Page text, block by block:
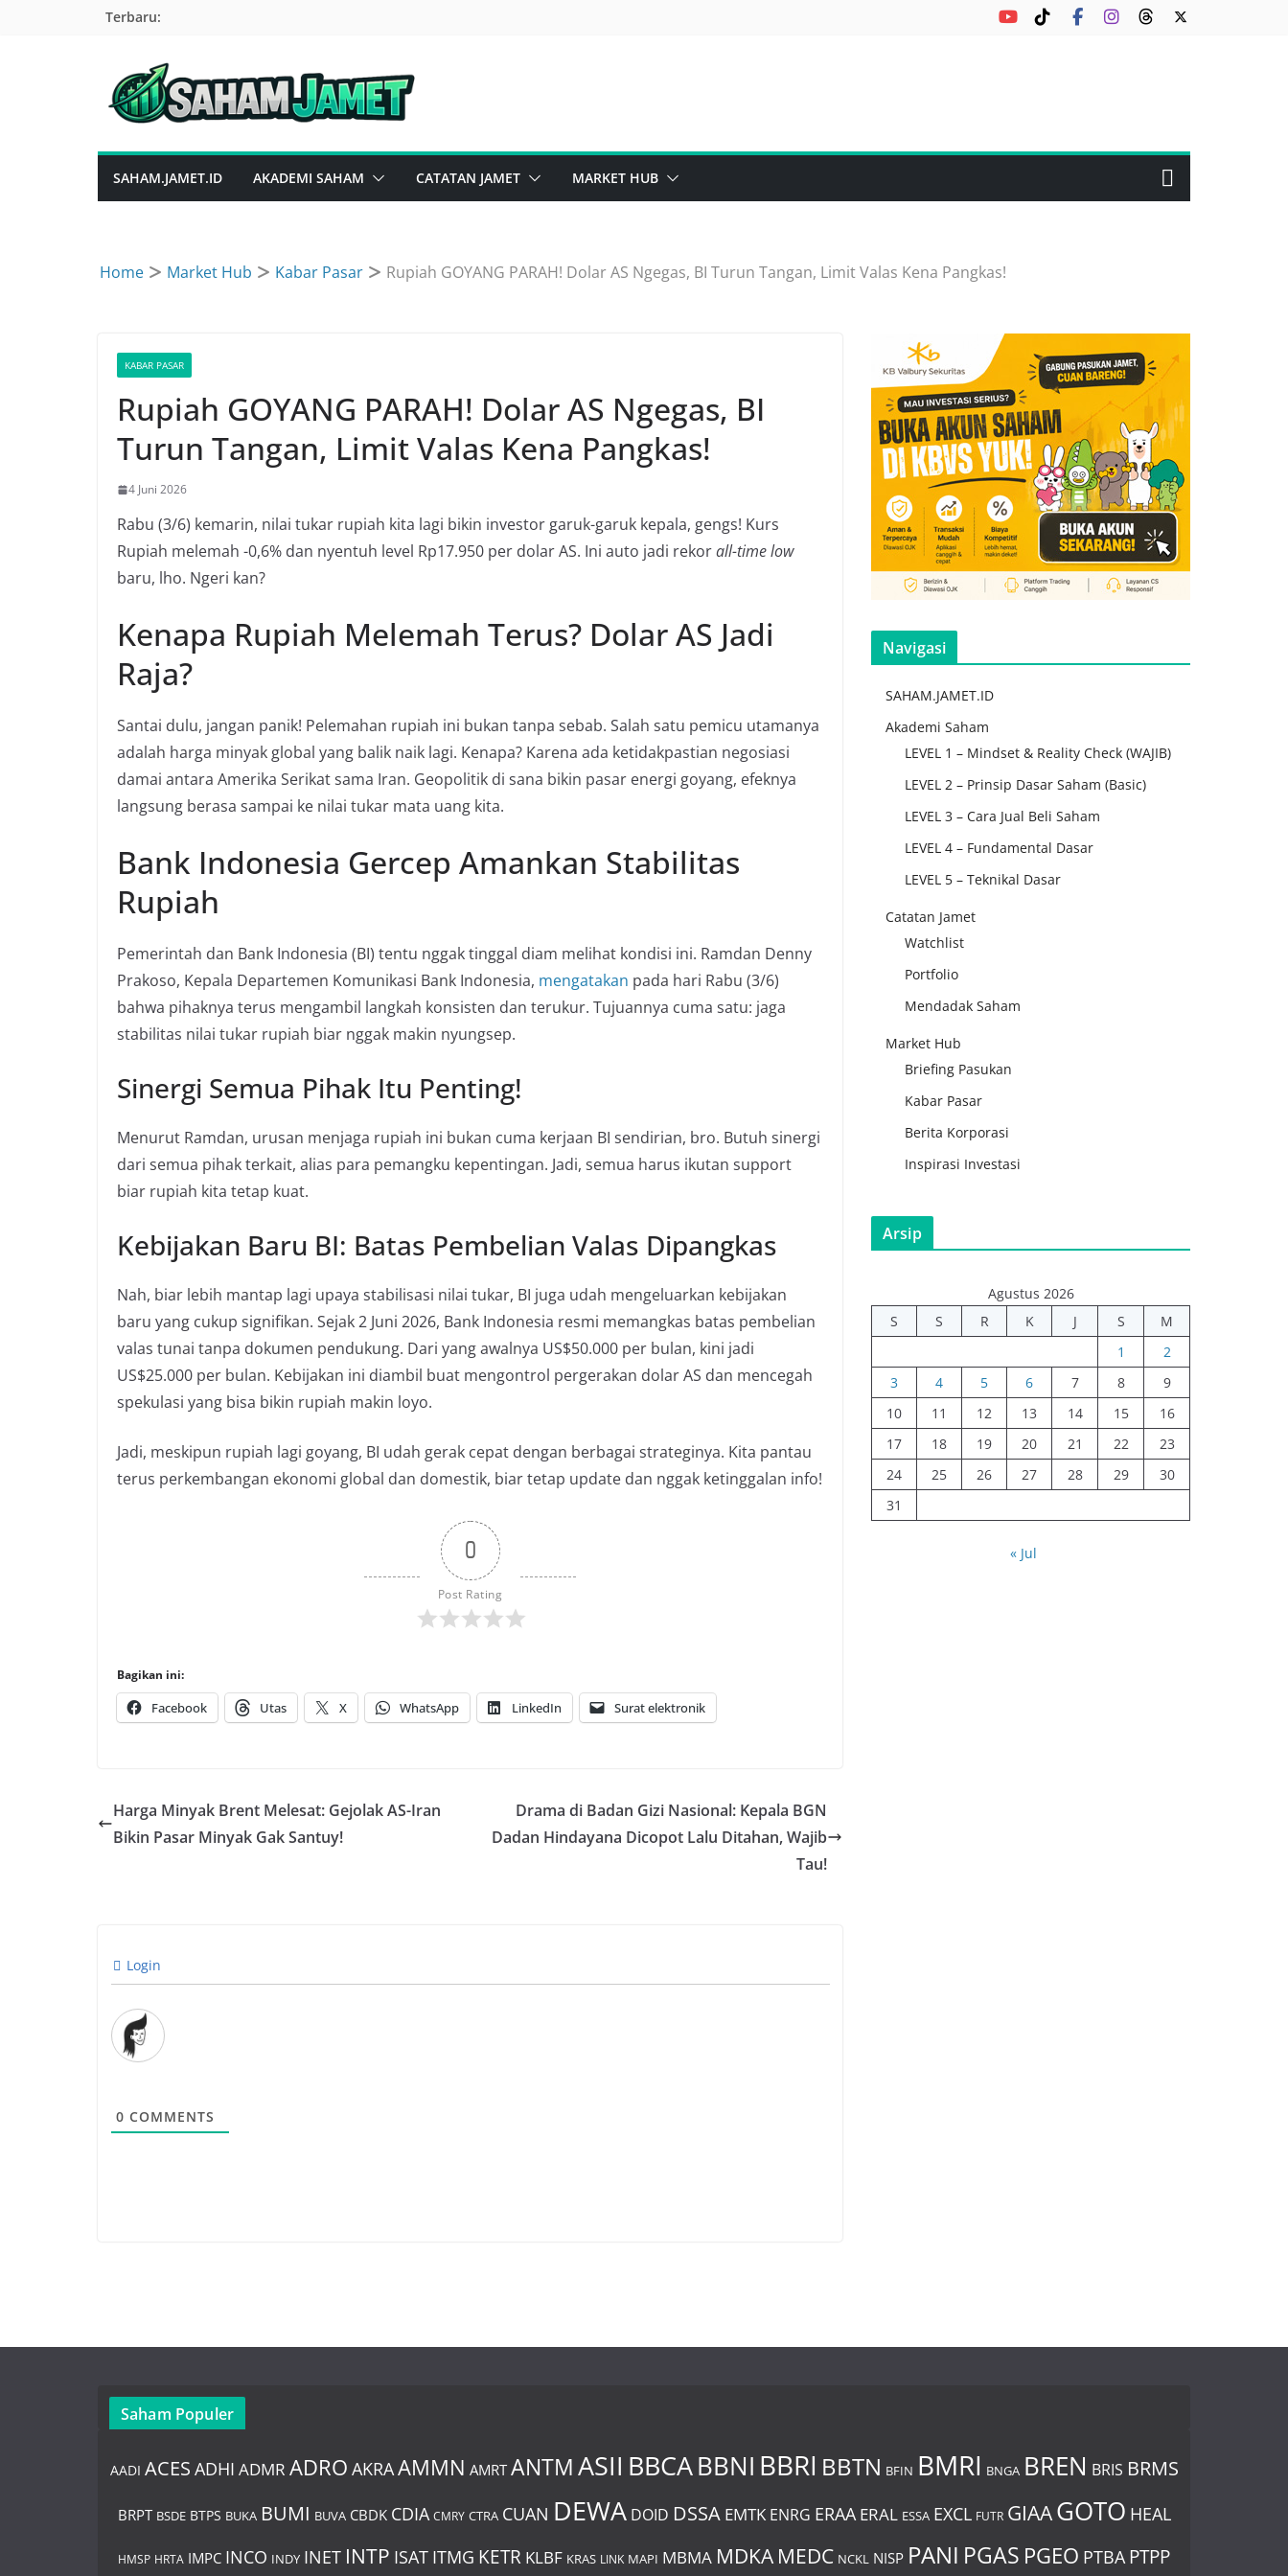
Terbaru:
SAHAM.JAMET.ID AKADEMI SAHAM CATATAN JAMET MARKET HUB
Home Market Hub Kabar Pasar Rupiah GOYANG PARAH! Dolar AS Ngegas, BI Turun Tangan, Limit Valas Kena Pangkas!
KABAR PASAR
Rupiah GOYANG PARAH! Dolar AS Ngegas, BI
Turun Tangan, Limit Valas Kena Pangkas!
4 Juni 2026
Rabu (3/6) kemarin, nilai tukar rupiah kita lagi bikin investor garuk-garuk kepala, gengs! Kurs
Rupiah melemah -0,6% dan nyentuh level Rp17.950 per dolar AS. Ini auto jadi rekorall-time low
baru, lho. Ngeri kan?
Kenapa Rupiah Melemah Terus? Dolar AS Jadi
Raja?
Santai dulu, jangan panik! Pelemahan rupiah ini bukan tanpa sebab. Salah satu pemicu utamanya
adalah harga minyak global yang balik naik lagi. Kenapa? Karena ada ketidakpastian negosiasi
damai antara Amerika Serikat sama Iran. Geopolitik di sana bikin pasar energi goyang, efeknya
langsung berasa sampai ke nilai tukar mata uang kita.
Bank Indonesia Gercep Amankan Stabilitas
Rupiah
Pemerintah dan Bank Indonesia (BI) tentu nggak tinggal diam melihat kondisi ini. Ramdan Denny
Prakoso, Kepala Departemen Komunikasi Bank Indonesia, mengatakan pada hari Rabu (3/6)
bahwa pihaknya terus mengambil langkah konsisten dan terukur. Tujuannya cuma satu: jaga
stabilitas nilai tukar rupiah biar nggak makin nyungsep.
Sinergi Semua Pihak Itu Penting!
Menurut Ramdan, urusan menjaga rupiah ini bukan cuma kerjaan BI sendirian, bro. Butuh sinergi
dari semua pihak terkait, alias para pemangku kepentingan. Jadi, semua harus ikutan support
biar rupiah kita tetap kuat.
Kebijakan Baru BI: Batas Pembelian Valas Dipangkas
Nah, biar lebih mantap lagi upaya stabilisasi nilai tukar, BI juga udah mengeluarkan kebijakan
baru yang cukup signifikan. Sejak 2 Juni 2026, Bank Indonesia resmi memangkas batas pembelian
valas tunai tanpa dokumen pendukung. Dari yang awalnya US$50.000 per bulan, kini jadi
US$25.000 per bulan. Kebijakan ini diambil buat mengontrol pergerakan dolar AS dan mencegah
spekulasi yang bisa bikin rupiah makin loyo.
Jadi, meskipun rupiah lagi goyang, BI udah gerak cepat dengan berbagai strateginya. Kita pantau
terus perkembangan ekonomi global dan domestik, biar tetap update dan nggak ketinggalan info!
0
Post Rating
Bagikan ini:
Facebook Utas X WhatsApp LinkedIn Surat elektronik
Harga Minyak Brent Melesat: Gejolak AS-Iran
Bikin Pasar Minyak Gak Santuy!
Drama di Badan Gizi Nasional: Kepala BGN
Dadan Hindayana Dicopot Lalu Ditahan, Wajib
Tau!
Login
0 COMMENTS
Navigasi
SAHAM.JAMET.ID
Akademi Saham
LEVEL 1 – Mindset & Reality Check (WAJIB)
LEVEL 2 – Prinsip Dasar Saham (Basic)
LEVEL 3 – Cara Jual Beli Saham
LEVEL 4 – Fundamental Dasar
LEVEL 5 – Teknikal Dasar
Catatan Jamet
Watchlist
Portfolio
Mendadak Saham
Market Hub
Briefing Pasukan
Kabar Pasar
Berita Korporasi
Inspirasi Investasi
Arsip
Agustus 2026
S
S R K J S
M
1
2
3
4 5 6 7 8
9
10
11 12 13 14 15
16
17
18 19 20 21 22
23
24
25 26 27 28 29
30
31
« Jul
Saham Populer
AADI ACES ADHI ADMR ADRO AKRAAMMN AMRT ANTMASII BBCABBNI BBRI BBTN BFIN BMRI BNGA BREN BRIS BRMS
BRPT BSDE BTPS BUKA BUMI BUVA CBDK CDIA CMRY CTRA CUAN DEWA DOID DSSA EMTK ENRG ERAA ERAL ESSA EXCL FUTR GIAAGOTO HEAL
HMSP HRTA IMPC INCO INDY INET INTP ISAT ITMG KETR KLBF KRAS LINK MAPI MBMA MDKA MEDC NCKL NISP PANI PGAS PGEO PTBA PTPP